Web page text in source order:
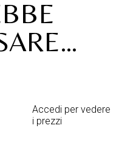
Accedi per vedere
i prezzi